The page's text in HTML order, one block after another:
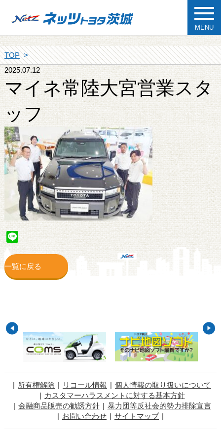
MENU
TOP
2025.07.12
マイネ常陸大宮営業スタ
ッフ
Line
一覧に戻る
所有権解除 リコール情報
個人情報の取り扱いについて
カスタマーハラスメントに対する基本方針
金融商品販売の勧誘方針
暴力団等反社会的勢力排除宣言
お問い合わせ
サイトマップ